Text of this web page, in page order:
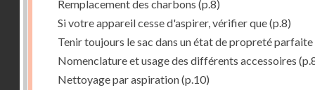
Remplacement des charbons (p.8)
Si votre appareil cesse d'aspirer, vérifier que(p.8)
Tenir toujours le sac dans un état de propreté parfaite
Nomenclature et usage des différents accessoires
Nettoyage par aspiration(p.10)